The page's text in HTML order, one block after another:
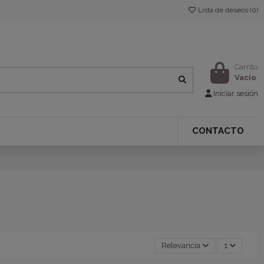
Lista de deseos (0)
Carrito
Vacío
Iniciar sesión
CONTACTO
Relevancia 1